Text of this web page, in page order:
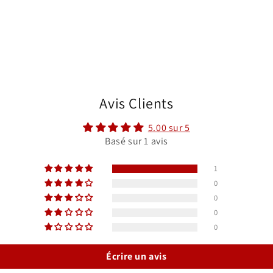
Avis Clients
5.00 sur 5
Basé sur 1 avis
1
0
0
0
0
Écrire un avis